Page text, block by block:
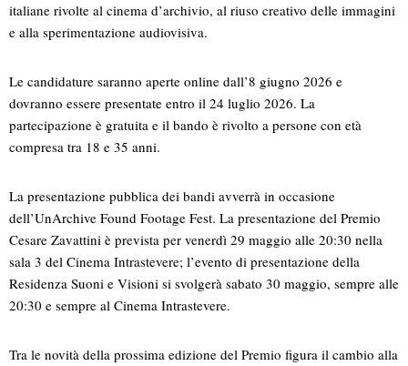
italiane rivolte al cinema d’archivio, al riuso creativo delle immagini
e alla sperimentazione audiovisiva.
Le candidature saranno aperte online dall’8 giugno 2026 e
dovranno essere presentate entro il 24 luglio 2026. La
partecipazione è gratuita e il bando è rivolto a persone con età
compresa tra 18 e 35 anni.
La presentazione pubblica dei bandi avverrà in occasione
dell’UnArchive Found Footage Fest. La presentazione del Premio
Cesare Zavattini è prevista per venerdì 29 maggio alle 20:30 nella
sala 3 del Cinema Intrastevere; l’evento di presentazione della
Residenza Suoni e Visioni si svolgerà sabato 30 maggio, sempre alle
20:30 e sempre al Cinema Intrastevere.
Tra le novità della prossima edizione del Premio figura il cambio alla